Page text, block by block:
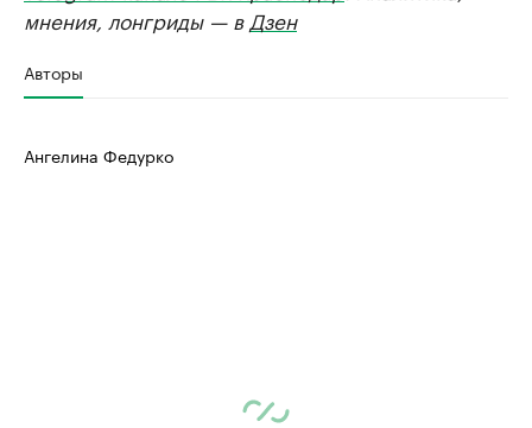
мнения, лонгриды — в Дзен
Авторы
Ангелина Федурко